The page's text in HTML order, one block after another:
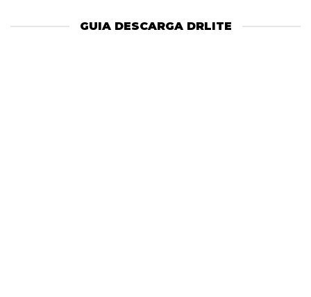
GUIA DESCARGA DRLITE